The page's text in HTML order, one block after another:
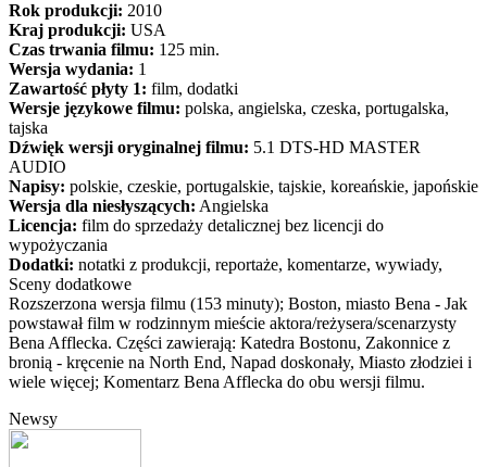
Rok produkcji: 2010
Kraj produkcji: USA
Czas trwania filmu: 125 min.
Wersja wydania: 1
Zawartość płyty 1: film, dodatki
Wersje językowe filmu: polska, angielska, czeska, portugalska,
tajska
Dźwięk wersji oryginalnej filmu: 5.1 DTS-HD MASTER
AUDIO
Napisy: polskie, czeskie, portugalskie, tajskie, koreańskie, japońskie
Wersja dla niesłyszących: Angielska
Licencja: film do sprzedaży detalicznej bez licencji do
wypożyczania
Dodatki: notatki z produkcji, reportaże, komentarze, wywiady,
Sceny dodatkowe
Rozszerzona wersja filmu (153 minuty); Boston, miasto Bena - Jak
powstawał film w rodzinnym mieście aktora/reżysera/scenarzysty
Bena Afflecka. Części zawierają: Katedra Bostonu, Zakonnice z
bronią - kręcenie na North End, Napad doskonały, Miasto złodziei i
wiele więcej; Komentarz Bena Afflecka do obu wersji filmu.
Newsy